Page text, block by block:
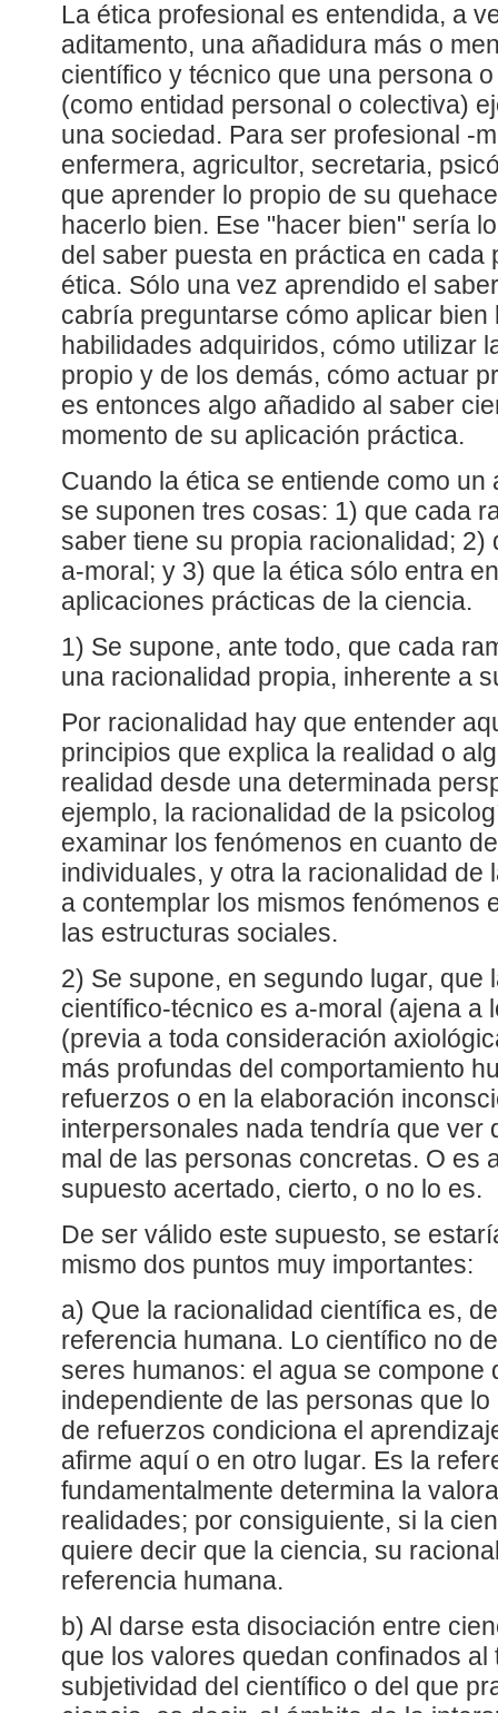
La ética profesional es entendida, a
aditamento, una añadidura más o
científico y técnico que una persona
(como entidad personal o colectiva)
una sociedad. Para ser profesional -
enfermera, agricultor, secretaria,
que aprender lo propio de su
hacerlo bien. Ese "hacer bien" sería
del saber puesta en práctica en cada
ética. Sólo una vez aprendido el
cabría preguntarse cómo aplicar bien
habilidades adquiridos, cómo utilizar
propio y de los demás, cómo actuar
es entonces algo añadido al saber
momento de su aplicación práctica.
Cuando la ética se entiende como un
se suponen tres cosas: 1) que cada
saber tiene su propia racionalidad; 2)
a-moral; y 3) que la ética sólo entra
aplicaciones prácticas de la ciencia.
1) Se supone, ante todo, que cada
una racionalidad propia, inherente a
Por racionalidad hay que entender
principios que explica la realidad o
realidad desde una determinada
ejemplo, la racionalidad de la
examinar los fenómenos en cuanto
individuales, y otra la racionalidad de
a contemplar los mismos fenómenos
las estructuras sociales.
2) Se supone, en segundo lugar, que
científico-técnico es a-moral (ajena a
(previa a toda consideración
más profundas del comportamiento
refuerzos o en la elaboración
interpersonales nada tendría que ver
mal de las personas concretas. O es
supuesto acertado, cierto, o no lo es.
De ser válido este supuesto, se
mismo dos puntos muy importantes:
a) Que la racionalidad científica es,
referencia humana. Lo científico no
seres humanos: el agua se compone
independiente de las personas que
de refuerzos condiciona el
afirme aquí o en otro lugar. Es la
fundamentalmente determina la
realidades; por consiguiente, si la
quiere decir que la ciencia, su
referencia humana.
b) Al darse esta disociación entre
que los valores quedan confinados al
subjetividad del científico o del que